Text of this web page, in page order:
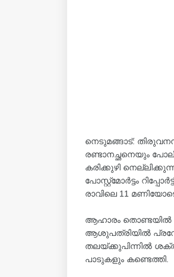
നെടുമങ്ങാട്:
രണ്ടാനച്ഛനെയും
കരിക്കുഴി
പോസ്റ്റ്മോർട്ടം
രാവിലെ 11
ആഹാരം തൊണ്ടയിൽ
ആശുപത്രിയിൽ
തലയ്‌ക്കുപിന്നിൽ
പാടുകളും കണ്ടെത്തി.